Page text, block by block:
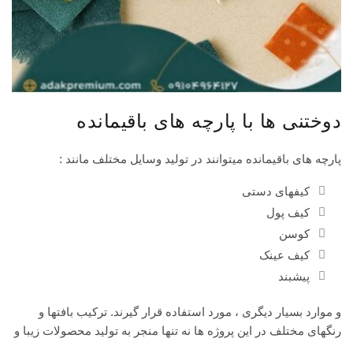
دوختنی ها با پارچه های باقیمانده
پارچه های باقیمانده میتوانند در تولید وسایل مختلف مانند :
کیفهای دستی
کیف پول
کوسن
کیف عینک
پیشبند
و موارد بسیار دیگری ، مورد استفاده قرار گیرند. ترکیب بافتها و
رنگهای مختلف در این پروژه ها نه تنها منجر به تولید محصولات زیبا و